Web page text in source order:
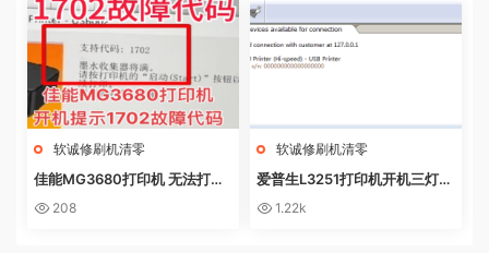
软诚修刷机清零
佳能MG3680打印机 无法打印
电脑提示错误代码5B02 废墨收
208
软诚修刷机清零
爱普生L3251打印机开机三灯长
亮 无自检动作
1.22k